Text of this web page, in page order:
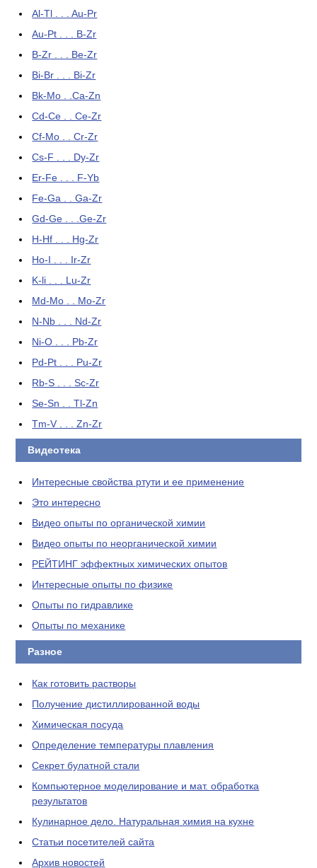
Al-Tl . . . Au-Pr
Au-Pt . . . B-Zr
B-Zr . . . Be-Zr
Bi-Br . . . Bi-Zr
Bk-Mo . .Ca-Zn
Cd-Ce . . Ce-Zr
Cf-Mo . . Cr-Zr
Cs-F . . . Dy-Zr
Er-Fe . . . F-Yb
Fe-Ga . . Ga-Zr
Gd-Ge . . .Ge-Zr
H-Hf . . . Hg-Zr
Ho-I . . . Ir-Zr
K-li . . . Lu-Zr
Md-Mo . . Mo-Zr
N-Nb . . . Nd-Zr
Ni-O . . . Pb-Zr
Pd-Pt . . . Pu-Zr
Rb-S . . . Sc-Zr
Se-Sn . . Tl-Zn
Tm-V . . . Zn-Zr
Видеотека
Интересные свойства ртути и ее применение
Это интересно
Видео опыты по органической химии
Видео опыты по неорганической химии
РЕЙТИНГ эффектных химических опытов
Интересные опыты по физике
Опыты по гидравлике
Опыты по механике
Разное
Как готовить растворы
Получение дистиллированной воды
Химическая посуда
Определение температуры плавления
Секрет булатной стали
Компьютерное моделирование и мат. обработка
результатов
Кулинарное дело. Натуральная химия на кухне
Статьи посетителей сайта
Архив новостей